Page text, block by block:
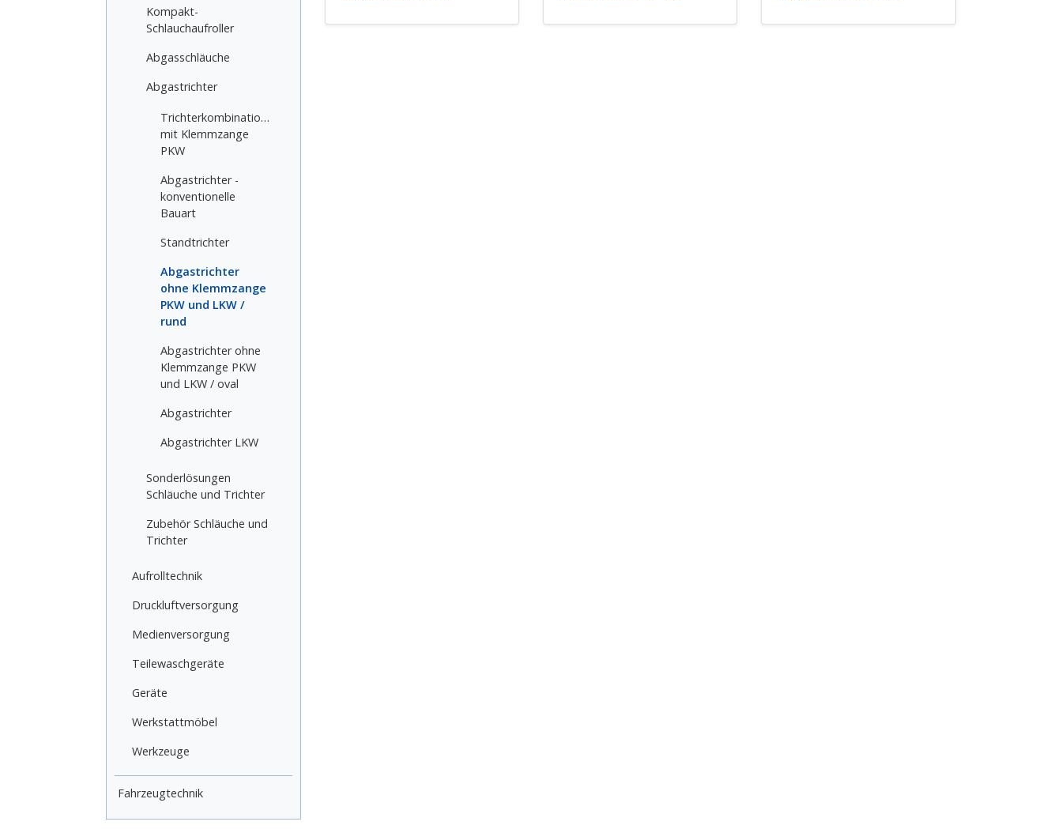
Kompakt-
Schlauchaufroller
Abgasschläuche
Abgastrichter
Trichterkombinationen
mit Klemmzange
PKW
Abgastrichter -
konventionelle
Bauart
Standtrichter
Abgastrichter
ohne Klemmzange
PKW und LKW /
rund
Abgastrichter ohne
Klemmzange PKW
und LKW / oval
Abgastrichter
Abgastrichter LKW
Sonderlösungen
Schläuche und Trichter
Zubehör Schläuche und
Trichter
Aufrolltechnik
Druckluftversorgung
Medienversorgung
Teilewaschgeräte
Geräte
Werkstattmöbel
Werkzeuge
Fahrzeugtechnik